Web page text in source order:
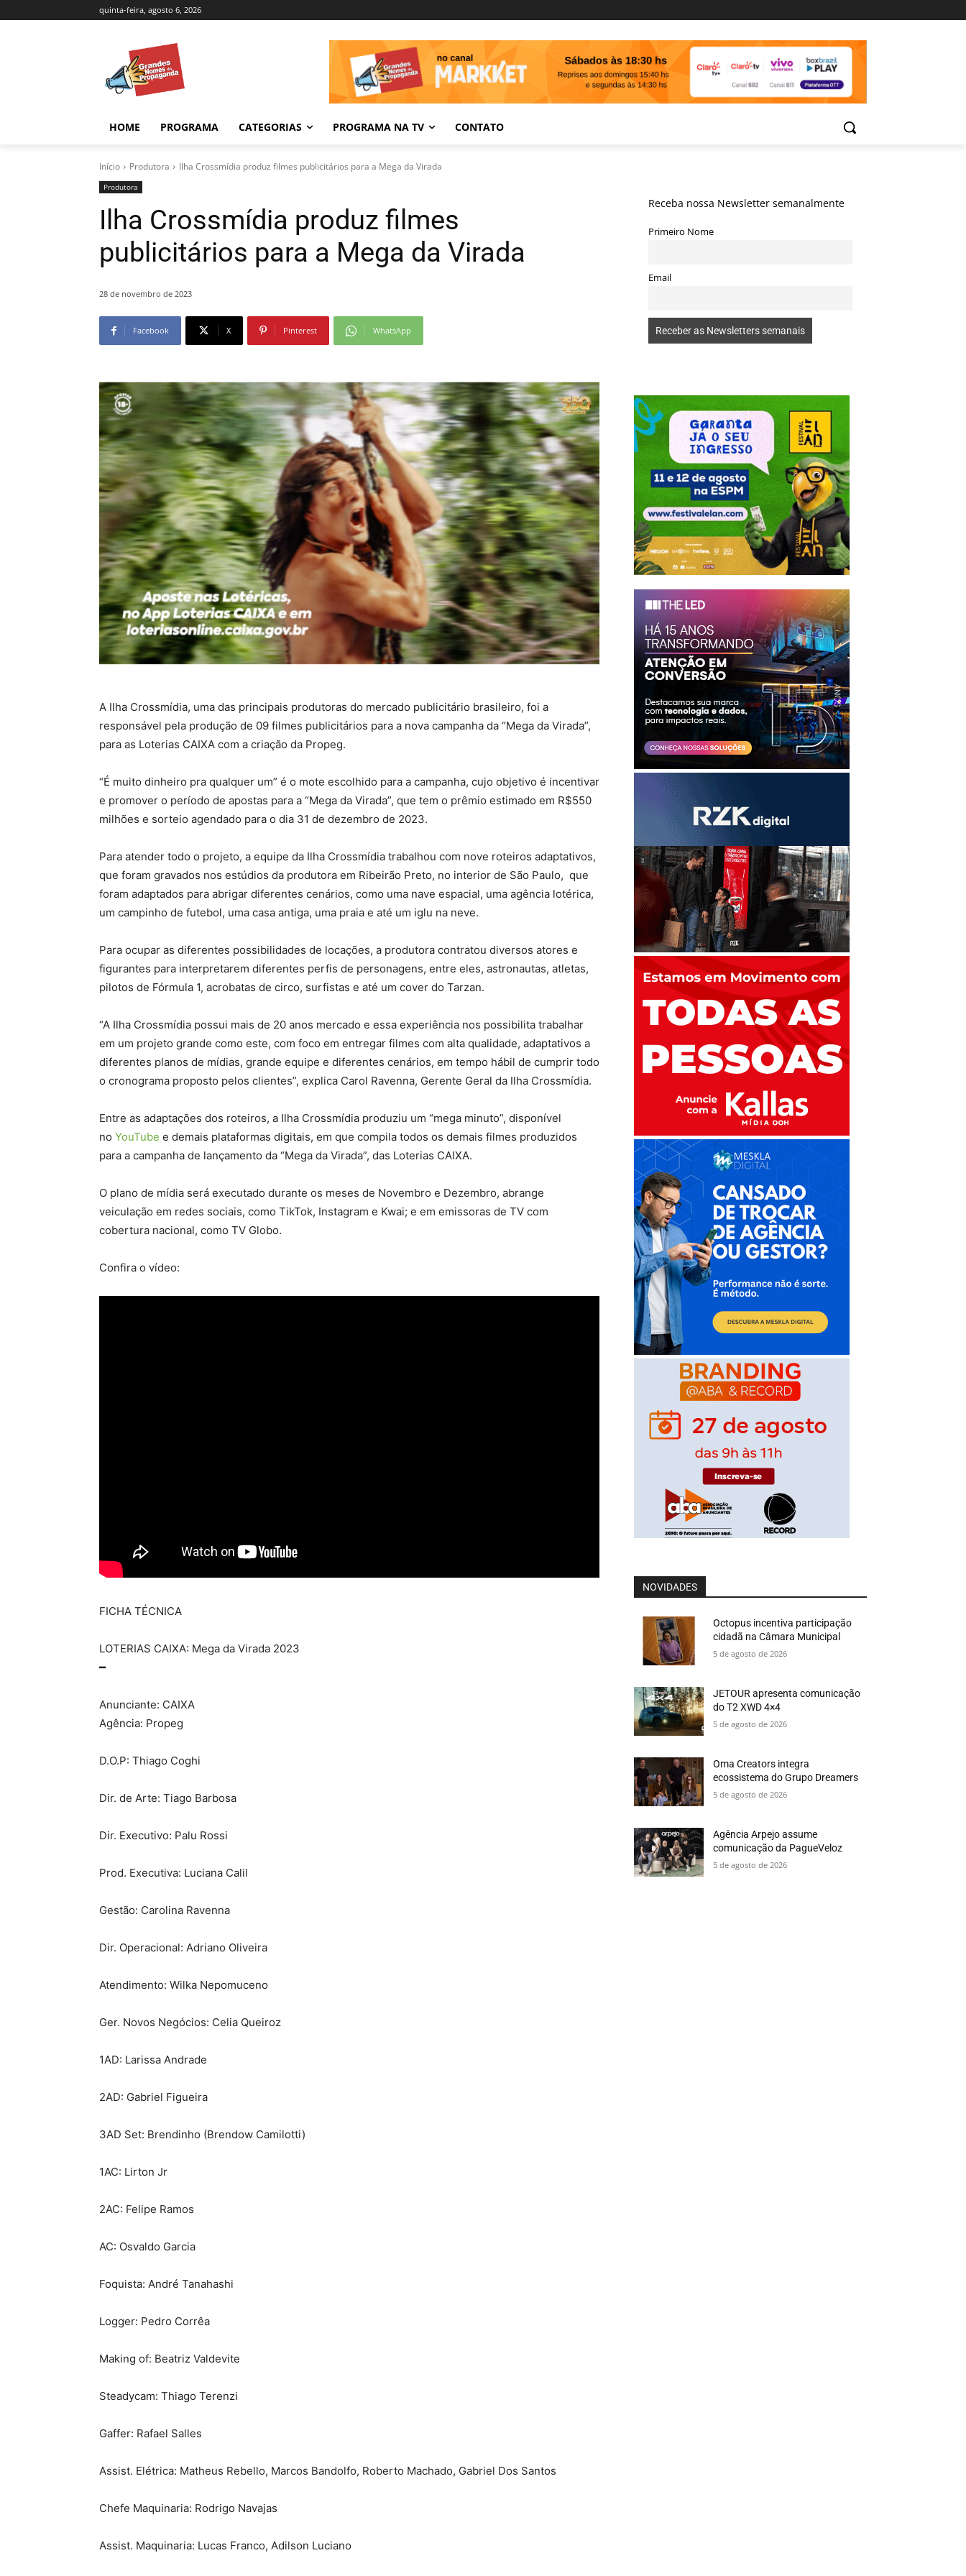
quinta-feira, agosto 6, 2026
HOME PROGRAMA CATEGORIAS PROGRAMA NA TV CONTATO
Início Produtora Ilha Crossmídia produz filmes publicitários para a Mega da Virada
Produtora
Ilha Crossmídia produz filmes
publicitários para a Mega da Virada
28 de novembro de 2023
Facebook X Pinterest WhatsApp
A Ilha Crossmídia, uma das principais produtoras do mercado publicitário brasileiro, foi a
responsável pela produção de 09 filmes publicitários para a nova campanha da “Mega da Virada”,
para as Loterias CAIXA com a criação da Propeg.
“É muito dinheiro pra qualquer um” é o mote escolhido para a campanha, cujo objetivo é incentivar
e promover o período de apostas para a “Mega da Virada”, que tem o prêmio estimado em R$550
milhões e sorteio agendado para o dia 31 de dezembro de 2023.
Para atender todo o projeto, a equipe da Ilha Crossmídia trabalhou com nove roteiros adaptativos,
que foram gravados nos estúdios da produtora em Ribeirão Preto, no interior de São Paulo, que
foram adaptados para abrigar diferentes cenários, como uma nave espacial, uma agência lotérica,
um campinho de futebol, uma casa antiga, uma praia e até um iglu na neve.
Para ocupar as diferentes possibilidades de locações, a produtora contratou diversos atores e
figurantes para interpretarem diferentes perfis de personagens, entre eles, astronautas, atletas,
pilotos de Fórmula 1, acrobatas de circo, surfistas e até um cover do Tarzan.
“A Ilha Crossmídia possui mais de 20 anos mercado e essa experiência nos possibilita trabalhar
em um projeto grande como este, com foco em entregar filmes com alta qualidade, adaptativos a
diferentes planos de mídias, grande equipe e diferentes cenários, em tempo hábil de cumprir todo
o cronograma proposto pelos clientes”, explica Carol Ravenna, Gerente Geral da Ilha Crossmídia.
Entre as adaptações dos roteiros, a Ilha Crossmídia produziu um “mega minuto”, disponível
no YouTube e demais plataformas digitais, em que compila todos os demais filmes produzidos
para a campanha de lançamento da “Mega da Virada”, das Loterias CAIXA.
O plano de mídia será executado durante os meses de Novembro e Dezembro, abrange
veiculação em redes sociais, como TikTok, Instagram e Kwai; e em emissoras de TV com
cobertura nacional, como TV Globo.
Confira o vídeo:
FICHA TÉCNICA
LOTERIAS CAIXA: Mega da Virada 2023
━
Anunciante: CAIXA
Agência: Propeg
D.O.P: Thiago Coghi
Dir. de Arte: Tiago Barbosa
Dir. Executivo: Palu Rossi
Prod. Executiva: Luciana Calil
Gestão: Carolina Ravenna
Dir. Operacional: Adriano Oliveira
Atendimento: Wilka Nepomuceno
Ger. Novos Negócios: Celia Queiroz
1AD: Larissa Andrade
2AD: Gabriel Figueira
3AD Set: Brendinho (Brendow Camilotti)
1AC: Lirton Jr
2AC: Felipe Ramos
AC: Osvaldo Garcia
Foquista: André Tanahashi
Logger: Pedro Corrêa
Making of: Beatriz Valdevite
Steadycam: Thiago Terenzi
Gaffer: Rafael Salles
Assist. Elétrica: Matheus Rebello, Marcos Bandolfo, Roberto Machado, Gabriel Dos Santos
Chefe Maquinaria: Rodrigo Navajas
Assist. Maquinaria: Lucas Franco, Adilson Luciano
Receba nossa Newsletter semanalmente
Primeiro Nome
Email
NOVIDADES
Octopus incentiva participação
cidadã na Câmara Municipal
5 de agosto de 2026
JETOUR apresenta comunicação
do T2 XWD 4×4
5 de agosto de 2026
Oma Creators integra
ecossistema do Grupo Dreamers
5 de agosto de 2026
Agência Arpejo assume
comunicação da PagueVeloz
5 de agosto de 2026